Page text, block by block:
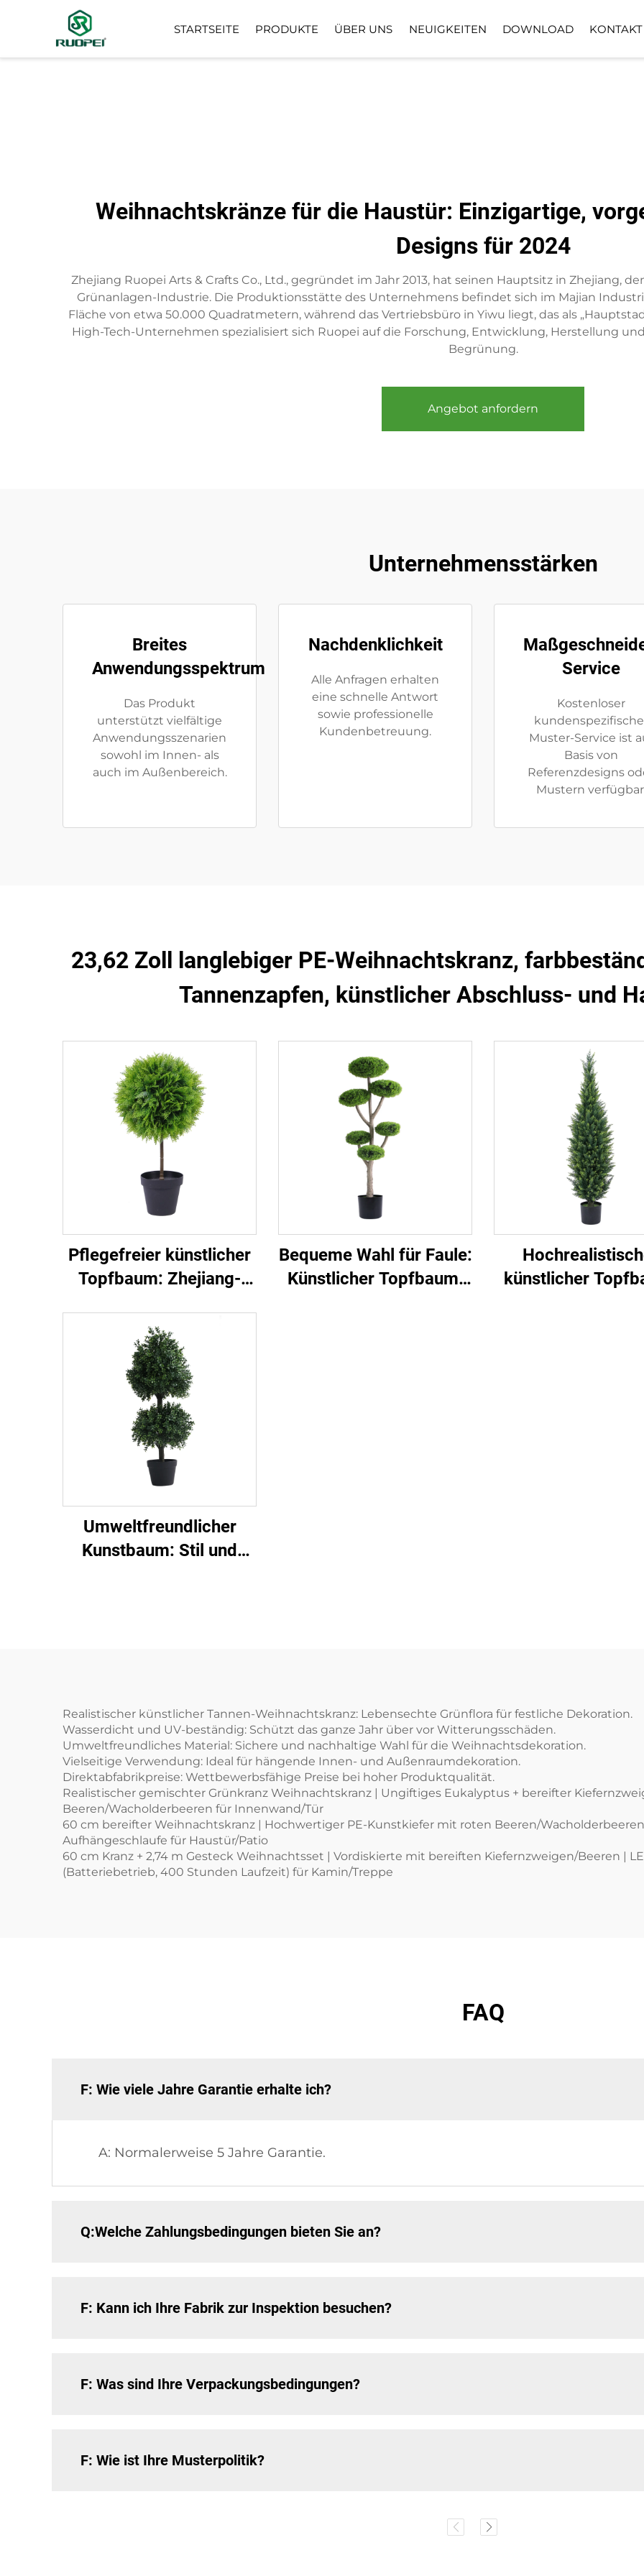
STARTSEITE PRODUKTE ÜBER UNS NEUIGKEITEN DOWNLOAD KONTAKT
Weihnachtskränze für die Haustür: Einzigartige,
Designs für 2024
Zhejiang Ruopei Arts & Crafts Co., Ltd., gegründet im Jahr 2013, hat seinen Hauptsitz in Zhejiang,
Grünanlagen-Industrie. Die Produktionsstätte des Unternehmens befindet sich im Majian
Fläche von etwa 50.000 Quadratmetern, während das Vertriebsbüro in Yiwu liegt, das als
High-Tech-Unternehmen spezialisiert sich Ruopei auf die Forschung, Entwicklung, Herstellung
Begrünung.
Angebot anfordern
Unternehmensstärken
Breites
Anwendungsspektrum
Das Produkt
unterstützt vielfältige
Anwendungsszenarien
sowohl im Innen- als
auch im Außenbereich.
Nachdenklichkeit
Alle Anfragen erhalten
eine schnelle Antwort
sowie professionelle
Kundenbetreuung.
Service
Kostenloser
Muster-Service ist
Basis von
Referenzdesigns
Mustern
23,62 Zoll langlebiger PE-Weihnachtskranz,
Tannenzapfen, künstlicher Abschluss- und
Pflegefreier künstlicher
Topfbaum: Zhejiang-
Design
Bequeme Wahl für Faule:
Künstlicher Topfbaum,
künstlicher
Umweltfreundlicher
Kunstbaum: Stil und
Realistischer künstlicher Tannen-Weihnachtskranz: Lebensechte Grünflora für festliche Dekoration.
Wasserdicht und UV-beständig: Schützt das ganze Jahr über vor Witterungsschäden.
Umweltfreundliches Material: Sichere und nachhaltige Wahl für die Weihnachtsdekoration.
Vielseitige Verwendung: Ideal für hängende Innen- und Außenraumdekoration.
Direktabfabrikpreise: Wettbewerbsfähige Preise bei hoher Produktqualität.
Realistischer gemischter Grünkranz Weihnachtskranz | Ungiftiges Eukalyptus + bereifter
Beeren/Wacholderbeeren für Innenwand/Tür
60 cm bereifter Weihnachtskranz | Hochwertiger PE-Kunstkiefer mit roten Beeren/
Aufhängeschlaufe für Haustür/Patio
60 cm Kranz + 2,74 m Gesteck Weihnachtsset | Vordiskierte mit bereiften Kiefernzweigen/Beeren |
(Batteriebetrieb, 400 Stunden Laufzeit) für Kamin/Treppe
FAQ
F: Wie viele Jahre Garantie erhalte ich?
A: Normalerweise 5 Jahre Garantie.
Q:Welche Zahlungsbedingungen bieten Sie an?
F: Kann ich Ihre Fabrik zur Inspektion besuchen?
F: Was sind Ihre Verpackungsbedingungen?
F: Wie ist Ihre Musterpolitik?